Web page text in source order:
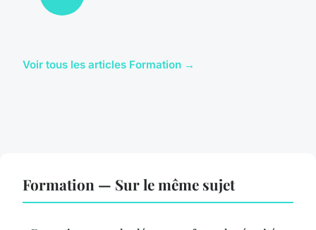
Voir tous les articles Formation →
Formation — Sur le même sujet